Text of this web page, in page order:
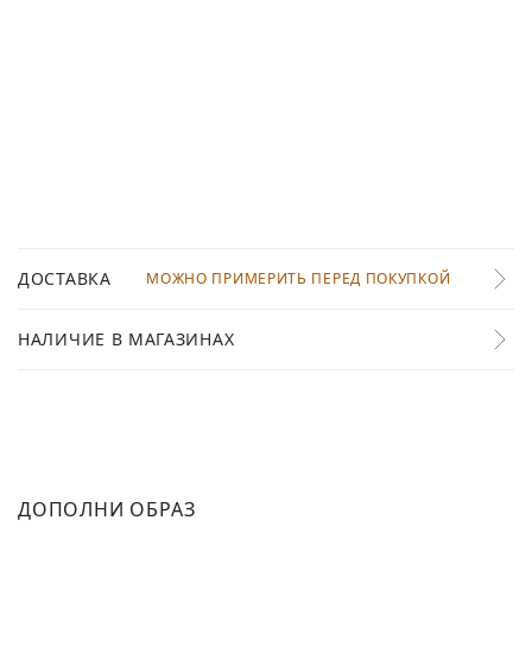
ДОСТАВКА МОЖНО ПРИМЕРИТЬ ПЕРЕД ПОКУПКОЙ
НАЛИЧИЕ В МАГАЗИНАХ
ДОПОЛНИ ОБРАЗ